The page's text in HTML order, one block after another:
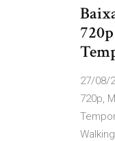
27/08/
720p,